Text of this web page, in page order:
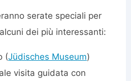
serate speciali per
dei più interessanti:
(Jüdisches Museum)
visita guidata con